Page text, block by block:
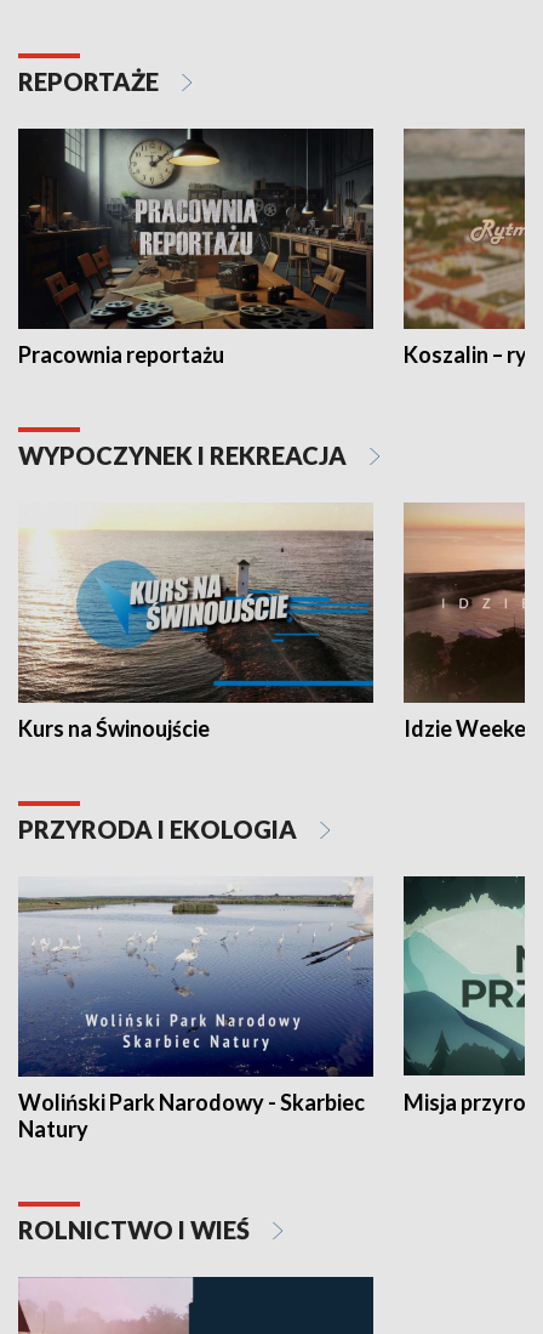
REPORTAŻE
Pracownia reportażu Koszalin –
WYPOCZYNEK I REKREACJA
Kurs na Świnoujście Idzie
PRZYRODA I EKOLOGIA
Woliński Park Narodowy - Skarbiec
Natury
Misja
ROLNICTWO I WIEŚ